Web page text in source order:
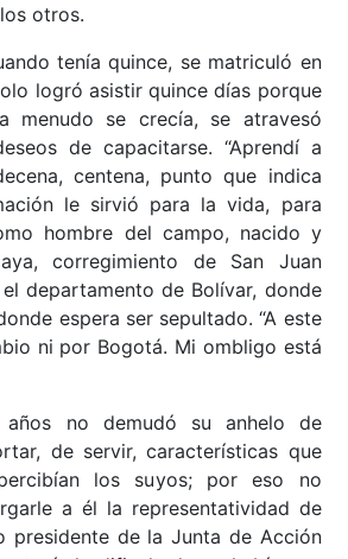
otros.
tenía quince, se matriculó en
logró asistir quince días porque
menudo se crecía, se atravesó
de capacitarse. “Aprendí a
centena, punto que indica
le sirvió para la vida, para
hombre del campo, nacido y
corregimiento de San Juan
departamento de Bolívar, donde
espera ser sepultado. “A este
ni por Bogotá. Mi ombligo está
no demudó su anhelo de
de servir, características que
los suyos; por eso no
a él la representatividad de
presidente de la Junta de Acción